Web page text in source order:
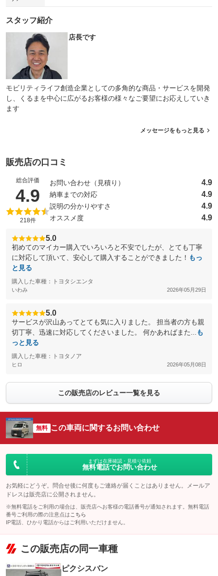
スタッフ紹介
店長です
モビリティライフ創造企業としての多角的な商品・サービスを開発
し、くるまを中心に広がるお客様の様々なご要望にお応えしていき
ます
メッセージをもっと見る
販売店の口コミ
総合評価
4.9 （5点満点中）
218件
お問い合わせ（見積り） 4.9
納車までの対応 4.9
説明の分かりやすさ 4.9
オススメ度 4.9
5.0
初めてのマイカー購入でいろいろと不安でしたが、とても丁寧
に対応して頂いて、安心して購入することができました！ もっ
と見る
購入した車種：トヨタシエンタ
いわみ 2026年05月29日
5.0
サービスが沢山あってとても気に入りました。 担当者の方も親
切丁寧、迅速に対応してくださいました。 何かあればまた...
も
っと見る
購入した車種：トヨタノア
ヒロ 2026年05月08日
この販売店のレビュー一覧を見る
無料 この車両に関するお問い合わせ
まずは在庫確認・見積り依頼
無料電話でお問い合わせ
お気軽にどうぞ。問合せ後に何度もご連絡が届くことはありません。メールア
ドレスは販売店に公開されません。
※無料電話をご利用の場合は、販売店へお客様の電話番号が通知されます。無料電話
番号ご利用の際の注意点は こちら
IP電話、ひかり電話からはご利用いただけません。
この販売店の同一車種
ピクシスバン